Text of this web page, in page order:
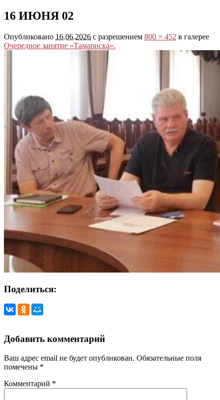
16 ИЮНЯ 02
Опубликовано 16.06.2026 с разрешением 800 × 452 в галерее
Очередное занятие «Тамариска».
Поделиться:
Добавить комментарий
Ваш адрес email не будет опубликован. Обязательные поля
помечены *
Комментарий *